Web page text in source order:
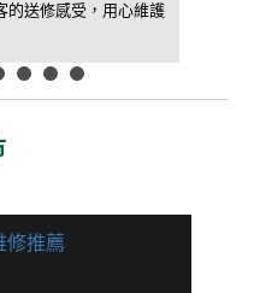
的送修感受，用心維護